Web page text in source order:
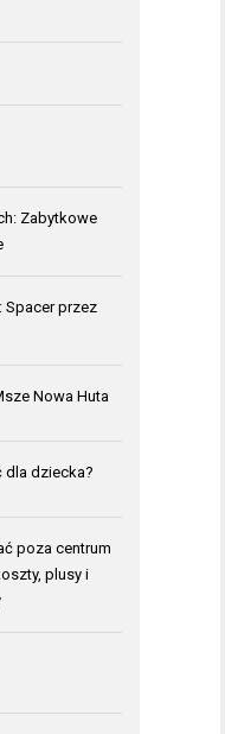
Zabytkowe
Spacer przez
Nowa Huta
dla dziecka?
poza centrum
plusy i